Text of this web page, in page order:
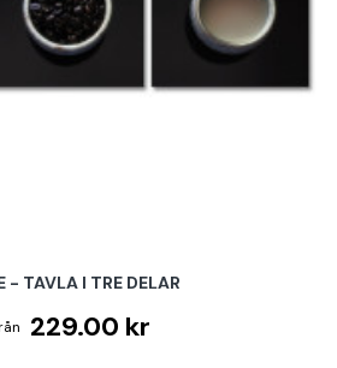
- TAVLA I TRE DELAR
229.00 kr